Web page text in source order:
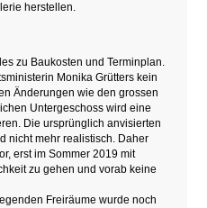
herstellen.
zu Baukosten und Terminplan.
Monika Grütters kein
Änderungen wie den grossen
Untergeschoss wird eine
Die ursprünglich anvisierten
nicht mehr realistisch. Daher
erst im Sommer 2019 mit
zu gehen und vorab keine
Freiräume wurde noch